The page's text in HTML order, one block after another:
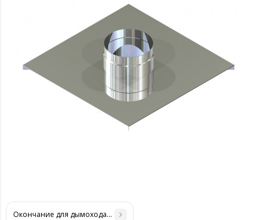
Окончание для дымохода ø 110/180 н/н 0,6 мм